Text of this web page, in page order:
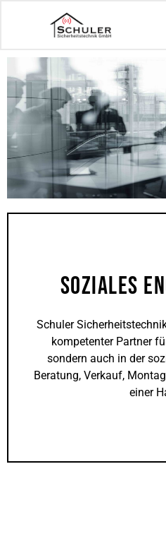
Soziales
Schuler
kompetenter Partner
sondern auch in der
Beratung, Verkauf,
einer